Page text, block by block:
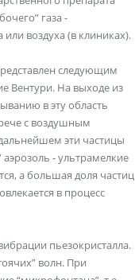
газа -
воздуха (в клиниках).
следующим
Вентури. На выходе из
в эту область
с воздушным
эти частицы
аэрозоль - ультрамелкие
а большая доля частиц
в процесс
пьезокристалла.
волн. При